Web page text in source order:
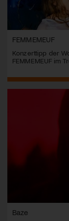
FEMMEMEUF
Konzerttipp der
FEMMEMEUF im
Baze